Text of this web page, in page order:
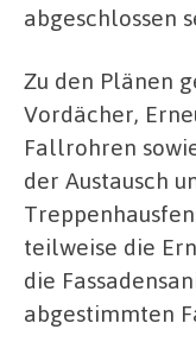
abgeschlossen
Zu den Plänen
Vordächer,
Fallrohren
der Austausch
teilweise die
die
abgestimmten